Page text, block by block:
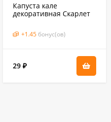
Капуста кале
декоративная Скарлет
+1.45 бонус(ов)
29 ₽